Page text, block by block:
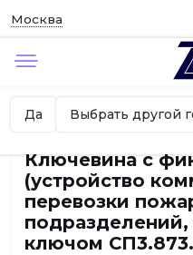
Москва
Москва ваш город?
Да Выбрать другой
Главная
ЛИФТЫ
Вызывные и приказные
Ключевина с
(устройство
перевозки
подразделений,
ключом